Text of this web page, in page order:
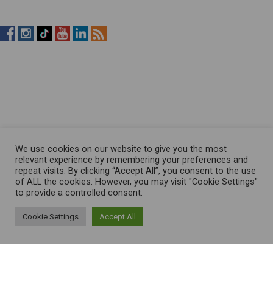
RistopiùNews
RistopiùNews
RistopiùNews
RistopiùNews
RistopiùNews
RSS
We use cookies on our website to give you the most
relevant experience by remembering your preferences and
repeat visits. By clicking “Accept All”, you consent to the use
of ALL the cookies. However, you may visit "Cookie Settings"
to provide a controlled consent.
Cookie Settings Accept All